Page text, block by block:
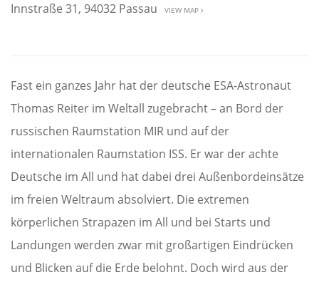
Innstraße 31, 94032 Passau VIEW MAP
Fast ein ganzes Jahr hat der deutsche ESA-Astronaut
Thomas Reiter im Weltall zugebracht – an Bord der
russischen Raumstation MIR und auf der
internationalen Raumstation ISS. Er war der achte
Deutsche im All und hat dabei drei Außenbordeinsätze
im freien Weltraum absolviert. Die extremen
körperlichen Strapazen im All und bei Starts und
Landungen werden zwar mit großartigen Eindrücken
und Blicken auf die Erde belohnt. Doch wird aus der